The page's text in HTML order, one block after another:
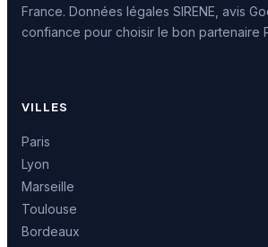
France. Données légales SIRENE, avis
confiance pour choisir le bon partenaire
VILLES
Paris
Lyon
Marseille
Toulouse
Bordeaux